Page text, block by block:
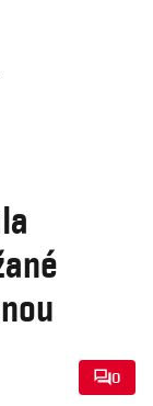
0